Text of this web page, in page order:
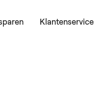
Klantenservice